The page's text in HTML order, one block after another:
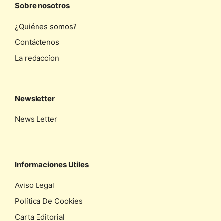
Sobre nosotros
¿Quiénes somos?
Contáctenos
La redaccíon
Newsletter
News Letter
Informaciones Utiles
Aviso Legal
Política De Cookies
Carta Editorial